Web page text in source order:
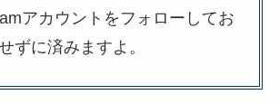
アカウントをフォローしてお
ずに済みますよ。